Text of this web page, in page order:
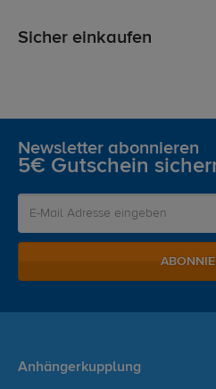
Sicher einkaufen
Newsletter abonnieren
5€ Gutschein
Anhängerkupplung